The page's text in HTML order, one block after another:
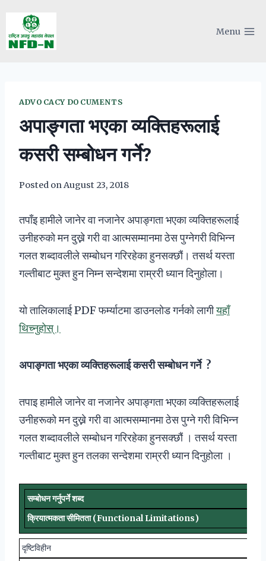
content
Menu
ADVOCACY DOCUMENTS
अपाङ्गता भएका व्यक्तिहरूलाई
कसरी सम्बोधन गर्ने?
Posted onAugust 23, 2018
तपाँइ हामीले जानेर वा नजानेर अपाङ्गता भएका व्यक्तिहरूलाई
उनीहरुको मन दुख्ने गरी वा आत्मसम्मानमा ठेस पुग्नेगरी विभिन्न
गलत शब्दावलीले सम्बोधन गरिरहेका हुनसक्छौं। तसर्थ यस्ता
गल्तीबाट मुक्त हुन निम्न सन्देशमा राम्ररी ध्यान दिनुहोला।
यो तालिकालाई PDF फर्म्याटमा डाउनलोड गर्नको लागीयहाँ
थिच्नुहोस्।
अपाङ्गता भएका व्यक्तिहरूलाई कसरी सम्बोधन गर्ने ?
तपाइ हामीले जानेर वा नजानेर अपाङ्गता भएका व्यक्तिहरूलाई
उनीहरूको मन दुख्ने गरी वा आत्मसम्मानमा ठेस पुग्ने गरी विभिन्न
गलत शब्दावलीले सम्बोधन गरिरहेका हुनसक्छौं । तसर्थ यस्ता
गल्तीबाट मुक्त हुन तलका सन्देशमा राम्ररी ध्यान दिनुहोला ।
सम्बोधन गर्नुपर्ने शब्द
क्रियात्मकता सीमितता (Functional Limitations)
दृष्टिविहीन